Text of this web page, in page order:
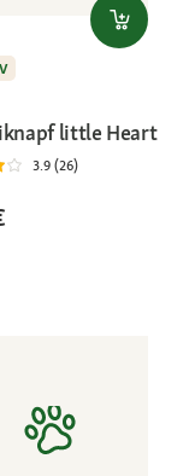
little Heart
3.9 (26)